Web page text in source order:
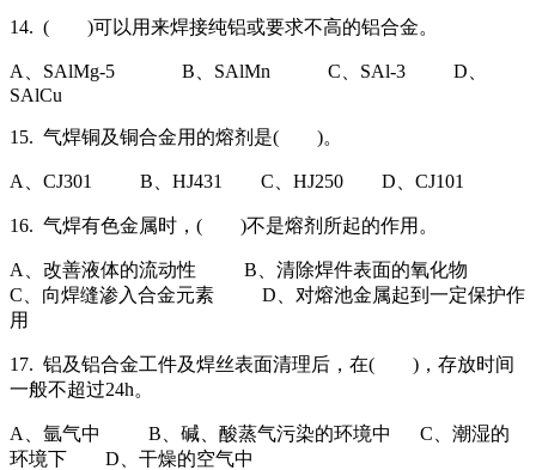
14. ( )可以用来焊接纯铝或要求不高的铝合金。
A、SAlMg-5 B、SAlMn C、SAl-3 D、
SAlCu
15. 气焊铜及铜合金用的熔剂是( )。
A、CJ301 B、HJ431 C、HJ250 D、CJ101
16. 气焊有色金属时，( )不是熔剂所起的作用。
A、改善液体的流动性 B、清除焊件表面的氧化物
C、向焊缝渗入合金元素 D、对熔池金属起到一定保护作
用
17. 铝及铝合金工件及焊丝表面清理后，在( )，存放时间
一般不超过24h。
A、氩气中 B、碱、酸蒸气污染的环境中 C、潮湿的
环境下 D、干燥的空气中